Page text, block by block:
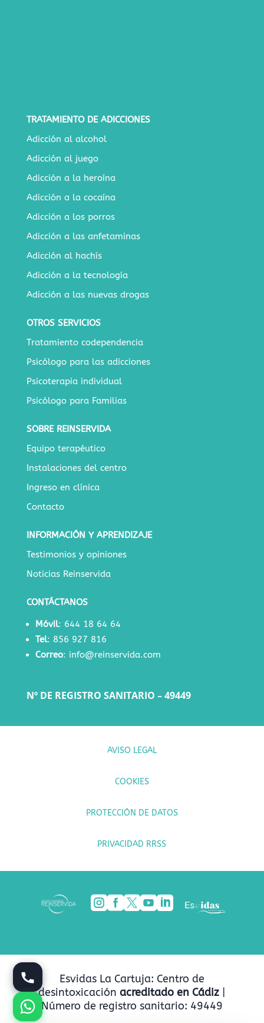
TRATAMIENTO DE ADICCIONES
Adicción al alcohol
Adicción al juego
Adicción a la heroína
Adicción a la cocaína
Adicción a los porros
Adicción a las anfetaminas
Adicción al hachís
Adicción a la tecnología
Adicción a las nuevas drogas
OTROS SERVICIOS
Tratamiento codependencia
Psicólogo para las adicciones
Psicoterapia individual
Psicólogo para Familias
SOBRE REINSERVIDA
Equipo terapéutico
Instalaciones del centro
Ingreso en clínica
Contacto
INFORMACIÓN Y APRENDIZAJE
Testimonios y opiniones
Noticias Reinservida
CONTÁCTANOS
Móvil: 644 18 64 64
Tel: 856 927 816
Correo: info@reinservida.com
Nº DE REGISTRO SANITARIO – 49449
AVISO LEGAL
COOKIES
PROTECCIÓN DE DATOS
PRIVACIDAD RRSS
    
Esvidas La Cartuja: Centro de
desintoxicaciónacreditado en Cádiz
Número de registro sanitario: 49449